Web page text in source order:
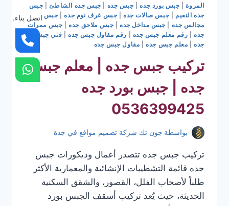
المروة| جبس بورد جده| جبس جده جبس جده الشاطئ| جبس
جده النعيم
جبس صالات جده| جبس غرف نوم جده| جبس
مجالس جده
جبس مداخل جده| جبس ملاحق جده| جبس ممرات
جده| رقم معلم جبس جده رقم مقاول جبس جده
فني جبس
جده| معلم جبس جده| مقاول جبس جده
تركيب جبس جده | معلم جبس
جده | جبس بورد جده
0536399425
بواسطة جون تك شركة تصميم مواقع في جدة
تركيب جبس جده تتصدر أعمال وديكورات جبس
جده قائمة التشطيبات الإنشائية والمعمارية الأكثر
طلباً لأصحاب الفلل، القصور، والشقق السكنية
الحديثة، حيث يُعد تركيب أسقف الجبس بورد
اتصل بناء.